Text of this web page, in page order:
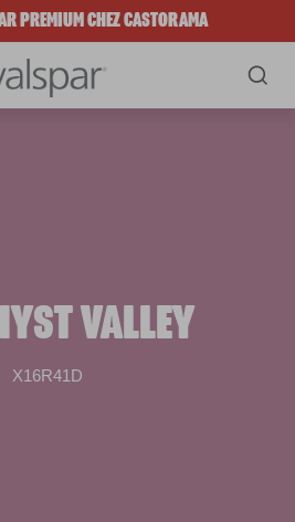
PREMIUM CHEZ CASTORAMA
VALLEY
X16R41D